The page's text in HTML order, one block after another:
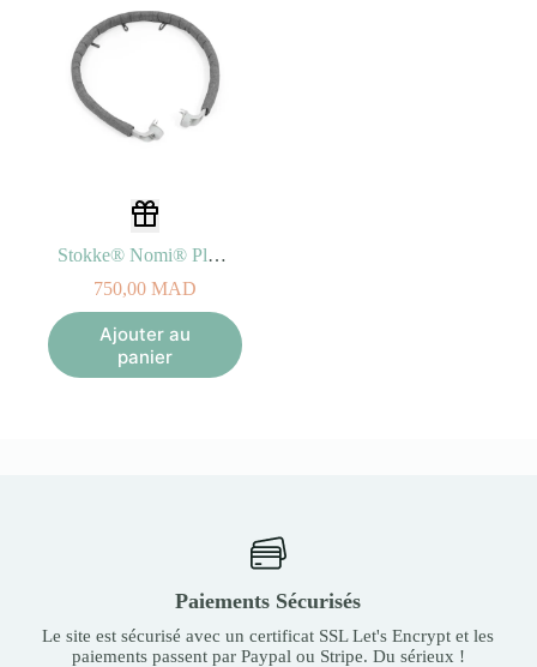
Stokke® Nomi® Play – Arche d’éveil
750,00 MAD
Ajouter au
panier
Paiements Sécurisés
Le site est sécurisé avec un certificat SSL Let's Encrypt et les
paiements passent par Paypal ou Stripe. Du sérieux !